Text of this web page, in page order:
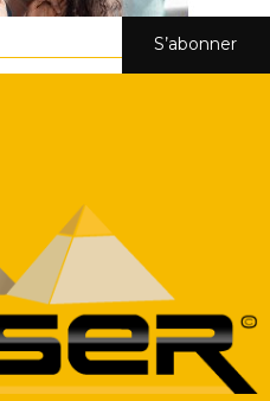
S’abonner